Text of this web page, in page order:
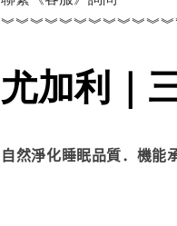
尤加利｜
自然淨化睡眠品質．機能